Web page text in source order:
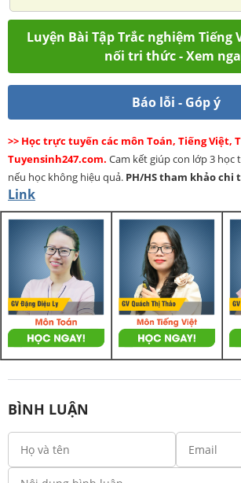
Luyện Bài Tập Trắc nghiệm Tiếng
nối tri thức - Xem
Báo lỗi - Góp ý
>> Học trực tuyến các môn Toán, Tiếng Việt,
Tuyensinh247.com. Cam kết giúp con lớp 3
nếu học không hiệu quả. PH/HStham khảo chi
Link
BÌNH LUẬN